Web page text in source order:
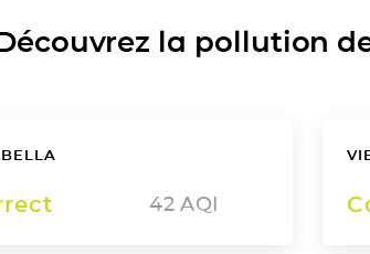
la pollution
42 AQI